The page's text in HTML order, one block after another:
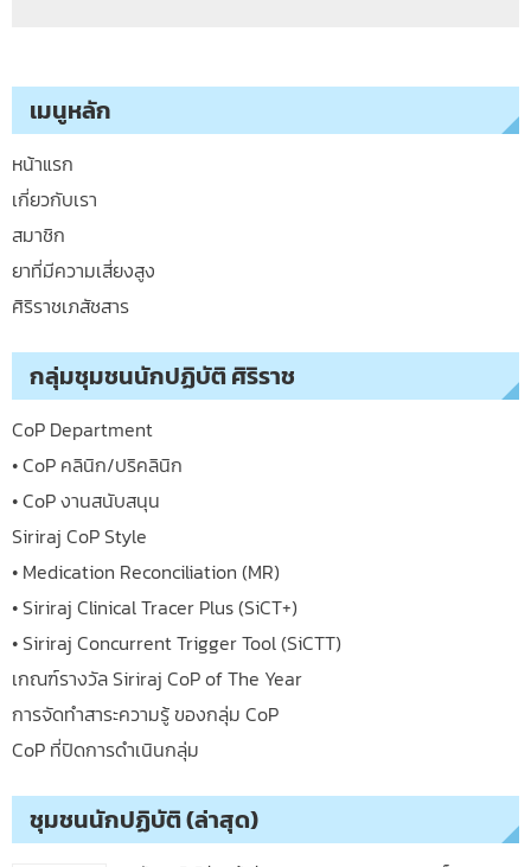
เมนูหลัก
หน้าแรก
เกี่ยวกับเรา
สมาชิก
ยาที่มีความเสี่ยงสูง
ศิริราชเภสัชสาร
กลุ่มชุมชนนักปฏิบัติ ศิริราช
CoP Department
• CoP คลินิก/ปริคลินิก
• CoP งานสนับสนุน
Siriraj CoP Style
• Medication Reconciliation (MR)
• Siriraj Clinical Tracer Plus (SiCT+)
• Siriraj Concurrent Trigger Tool (SiCTT)
เกณฑ์รางวัล Siriraj CoP of The Year
การจัดทำสาระความรู้ ของกลุ่ม CoP
CoP ที่ปิดการดำเนินกลุ่ม
ชุมชนนักปฏิบัติ (ล่าสุด)